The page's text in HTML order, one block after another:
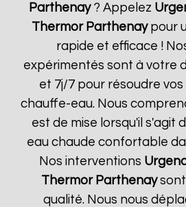
Parthenay? Appelez
Thermor Parthenaypour
rapide et efficace !
expérimentés sont à votre
et 7j/7 pour résoudre
chauffe-eau. Nous
est de mise lorsqu'il s'agit
eau chaude confortable
Nos interventions
Thermor Parthenaysont
qualité. Nous nous